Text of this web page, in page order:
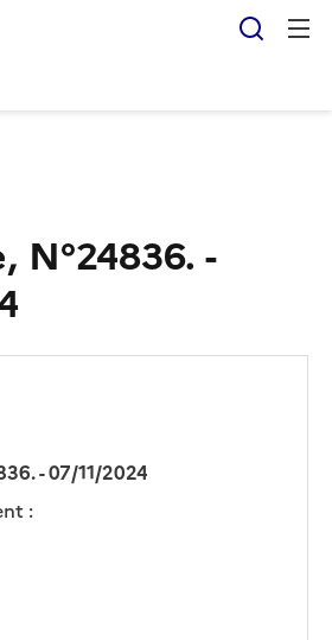
N°24836. -
- 07/11/2024
: